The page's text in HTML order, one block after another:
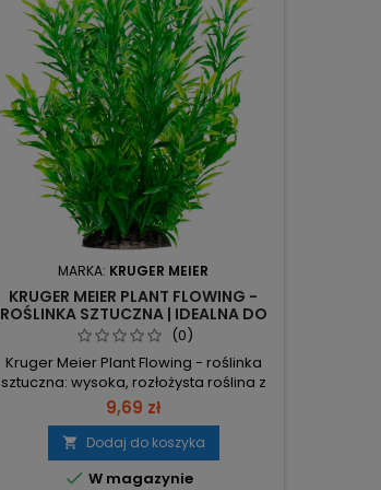
MARKA: KRUGER MEIER
KRUGER MEIER PLANT FLOWING -
ROŚLINKA SZTUCZNA | IDEALNA DO
AKWARIUM(0)
Kruger Meier Plant Flowing - roślinka
sztuczna: wysoka, rozłożysta roślina z
giętkimi łodygami i liśćmi na całej
długości, reagującymi na ruch wody.
Budowa: wiele giętkich łodyg z wąskimi
liśćmi – subtelny, falujący efekt i gęsty
wygląd w akwarium. Ruch: łodygi
9,69 zł
 Dodaj do koszyka
 W magazynie